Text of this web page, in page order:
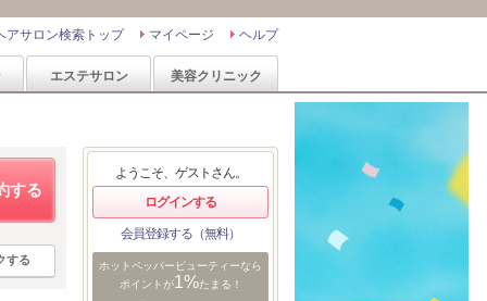
ヘルプ
マイページ
アサロン検索トップ
エステサロン 美容クリニック
する
する
ようこそ、ゲストさん。
ログインする
会員登録する（無料）
ホットペッパービューティーなら
ポイントが1%たまる！